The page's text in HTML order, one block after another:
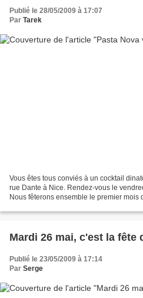
Publié le 28/05/2009 à 17:07
Par Tarek
Vous êtes tous conviés à un cocktail
rue Dante à Nice. Rendez-vous le
Nous fêterons ensemble le premier mois
Mardi 26 mai, c'est la fête
Publié le 23/05/2009 à 17:14
Par Serge